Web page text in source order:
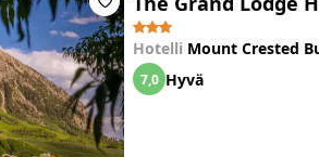
Hotelli Mount Crested
7,0 Hyvä